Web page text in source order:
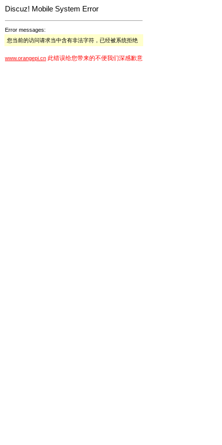
Discuz! Mobile System Error
Error messages:
您当前的访问请求当中含有非法字符，已经被系统拒绝
www.orangepi.cn 此错误给您带来的不便我们深感歉意